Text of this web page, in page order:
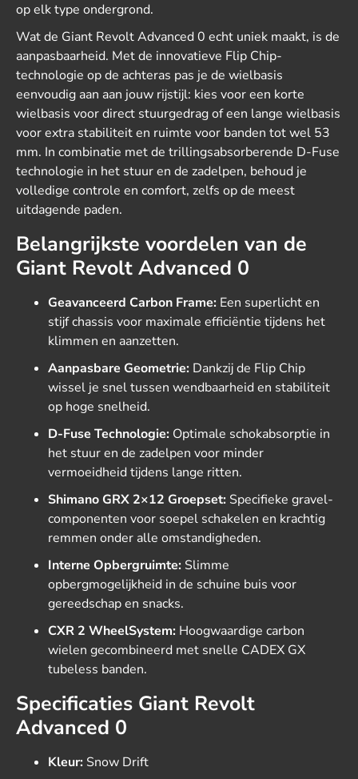
op elk type ondergrond.
Wat de Giant Revolt Advanced 0 echt uniek maakt, is de
aanpasbaarheid. Met de innovatieve Flip Chip-
technologie op de achteras pas je de wielbasis
eenvoudig aan aan jouw rijstijl: kies voor een korte
wielbasis voor direct stuurgedrag of een lange wielbasis
voor extra stabiliteit en ruimte voor banden tot wel 53
mm. In combinatie met de trillingsabsorberende D-Fuse
technologie in het stuur en de zadelpen, behoud je
volledige controle en comfort, zelfs op de meest
uitdagende paden.
Belangrijkste voordelen van de
Giant Revolt Advanced 0
Geavanceerd Carbon Frame: Een superlicht en
stijf chassis voor maximale efficiëntie tijdens het
klimmen en aanzetten.
Aanpasbare Geometrie: Dankzij de Flip Chip
wissel je snel tussen wendbaarheid en stabiliteit
op hoge snelheid.
D-Fuse Technologie: Optimale schokabsorptie in
het stuur en de zadelpen voor minder
vermoeidheid tijdens lange ritten.
Shimano GRX 2×12 Groepset: Specifieke gravel-
componenten voor soepel schakelen en krachtig
remmen onder alle omstandigheden.
Interne Opbergruimte: Slimme
opbergmogelijkheid in de schuine buis voor
gereedschap en snacks.
CXR 2 WheelSystem: Hoogwaardige carbon
wielen gecombineerd met snelle CADEX GX
tubeless banden.
Specificaties Giant Revolt
Advanced 0
Kleur: Snow Drift